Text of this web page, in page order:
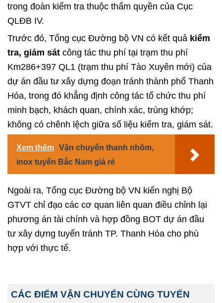
trong đoàn kiểm tra thuộc thẩm quyền của Cục
QLĐB IV.
Trước đó, Tổng cục Đường bộ VN có kết quả kiểm
tra, giám sát công tác thu phí tại trạm thu phí
Km286+397 QL1 (trạm thu phí Tào Xuyên mới) của
dự án đầu tư xây dựng đoạn tránh thành phố Thanh
Hóa, trong đó khẳng định công tác tổ chức thu phí
minh bạch, khách quan, chính xác, trùng khớp;
không có chênh lệch giữa số liệu kiểm tra, giám sát.
Xem thêm Vận chuyển thanh nhôm,
inox tuyến Bắc Nam giá rẻ
Ngoài ra, Tổng cục Đường bộ VN kiến nghị Bộ
GTVT chỉ đạo các cơ quan liên quan điều chỉnh lại
phương án tài chính và hợp đồng BOT dự án đầu
tư xây dựng tuyến tránh TP. Thanh Hóa cho phù
hợp với thực tế.
CÁC ĐIỂM VẬN CHUYỂN CÙNG TUYẾN